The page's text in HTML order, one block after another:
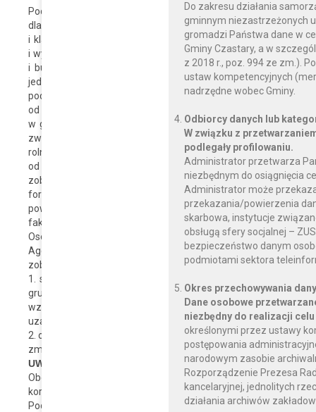
Podstawę opodatkowania podatkiem rolnym stanowi:
dla gruntów gospodarstw rolnych liczba ha
i klas użytków rolnych wynikających z ewidencji gruntów i
i wynosi równowartość pieniężną 2,5q żyta; dla pozostałych
i budynków i wynosi równowartość pieniężną 5q żyta Cenę
jedenaście kwartałów poprzedzających kwartał
podatnik zobowiązany jest do zapłaty podatku od
od nieruchomości za budynki gospodarcze zajęte na
w gospodarstwach rolnych – w rozumieniu przepisów o
związane z działalnością rolniczą. Jeżeli podatnik decyduje
rolnicza w budynkach lub ich częściach bądź też na całej
od nieruchomości według stawki odpowiedniej dla
zobowiązane złożyć właściwemu organowi
formularzach wg ustalonego wzoru, w terminie 14 dni od
powstanie albo wygaśnięcie obowiązku podatkowego w
faktycznego.
Osoby prawne i jednostki organizacyjne, w tym spółki, nie
Agencji Własności Rolnej Skarbu Państwa, a także
zobowiązane:
1. składać, w terminie do 15 stycznia, organowi
gruntów deklaracje na podatek rolny na dany rok podatkowy,
wzoru a jeżeli obowiązek podatkowy powstał po tym dniu - w
uzasadniających powstanie tego obowiązku,
2. odpowiednio skorygować deklaracje, w razie zmiany stanu
zmian
UWAGA:
Obowiązek składania informacji o gruntach oraz deklaracji
korzystających ze zwolnień i ulg na podstawie przepisów
Podatek należy opłacać w obowiązujących czterech
Do zakresu działania
gminnym niezastrzeżonych
gromadzi Państwa dane w
Gminy Czastary, a w
z 2018 r., poz. 994 ze zm.).
ustaw kompetencyjnych
nadrzędne wobec Gminy.
Odbiorcy danych lub
W związku z
podlegały profilowaniu.
Administrator przetwarza
niezbędnym do osiągnięcia
Administrator może
przekazania/powierzenia
skarbowa, instytucje
obsługą sfery socjalnej –
bezpieczeństwo danym
podmiotami sektora
Okres przechowywania
Dane osobowe
niezbędny do realizacji
określonymi przez ustawy
postępowania
narodowym zasobie
Rozporządzenie Prezesa
kancelaryjnej, jednolitych
działania archiwów